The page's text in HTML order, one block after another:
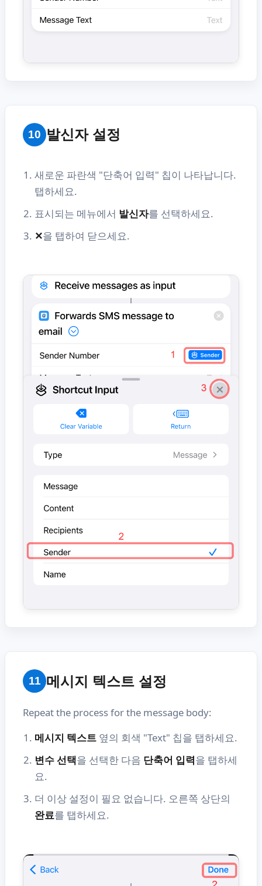
10 발신자 설정
새로운 파란색 "단축어 입력" 칩이 나타납니다.
탭하세요.
표시되는 메뉴에서 발신자를 선택하세요.
✕을 탭하여 닫으세요.
11 메시지 텍스트 설정
Repeat the process for the message body:
메시지 텍스트 옆의 회색 "Text" 칩을 탭하세요.
변수 선택을 선택한 다음 단축어 입력을 탭하세
요.
더 이상 설정이 필요 없습니다. 오른쪽 상단의
완료를 탭하세요.